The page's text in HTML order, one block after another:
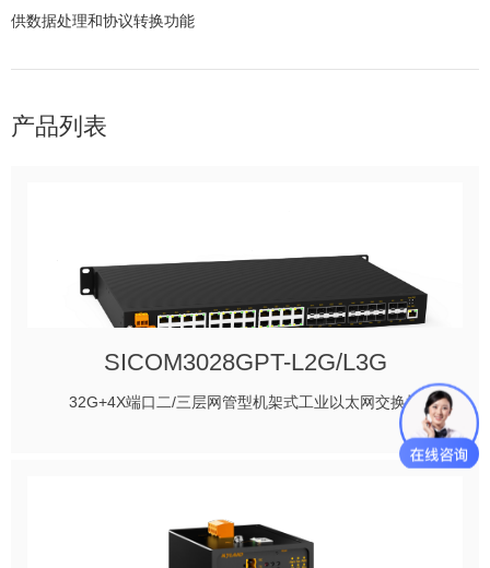
供数据处理和协议转换功能
产品列表
SICOM3028GPT-L2G/L3G
32G+4X端口二/三层网管型机架式工业以太网交换机